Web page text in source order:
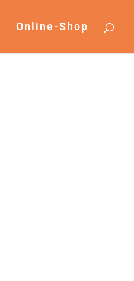
Online-Shop